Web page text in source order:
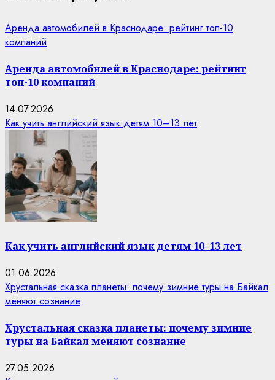
Аренда автомобилей в Краснодаре: рейтинг топ-10
компаний
Аренда автомобилей в Краснодаре: рейтинг
топ-10 компаний
14.07.2026
Как учить английский язык детям 10–13 лет
Как учить английский язык детям 10–13 лет
01.06.2026
Хрустальная сказка планеты: почему зимние туры на Байкал
меняют сознание
Хрустальная сказка планеты: почему зимние
туры на Байкал меняют сознание
27.05.2026